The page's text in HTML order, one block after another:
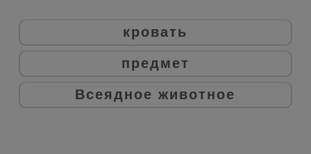
кровать
предмет
Всеядное животное